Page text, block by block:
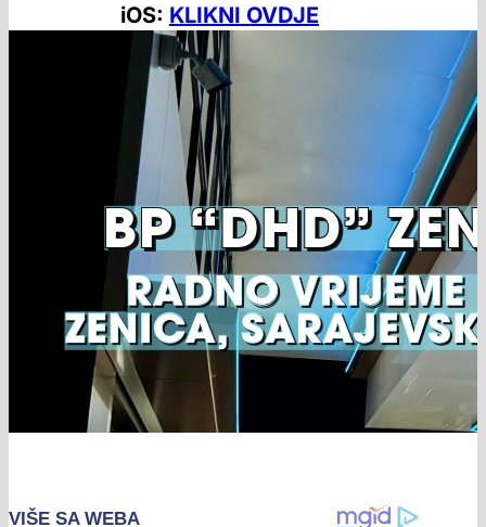
iOS: KLIKNI OVDJE